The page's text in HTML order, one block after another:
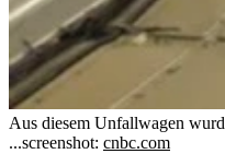
Aus diesem Unfallwagen
...screenshot: cnbc.com